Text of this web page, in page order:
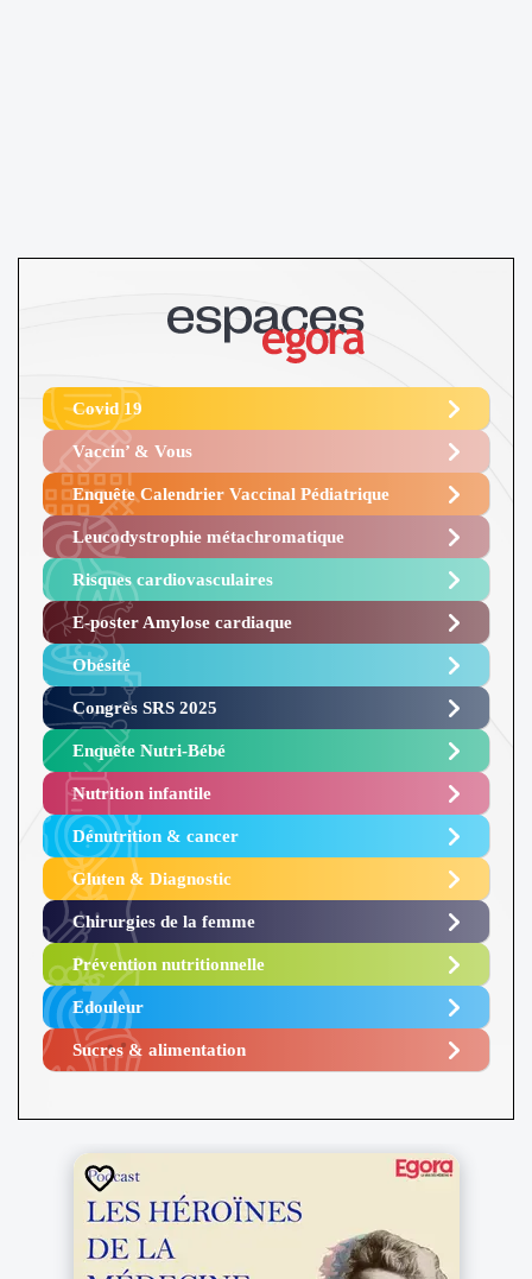
Covid 19
Vaccin’ & Vous
Enquête Calendrier Vaccinal Pédiatrique
Leucodystrophie métachromatique
Risques cardiovasculaires
E-poster Amylose cardiaque ​
Obésité ​
Congrès SRS 2025 ​
Enquête Nutri-Bébé ​
Nutrition infantile
Dénutrition & cancer
Gluten & Diagnostic
Chirurgies de la femme
Prévention nutritionnelle
Edouleur​
Sucres & alimentation​